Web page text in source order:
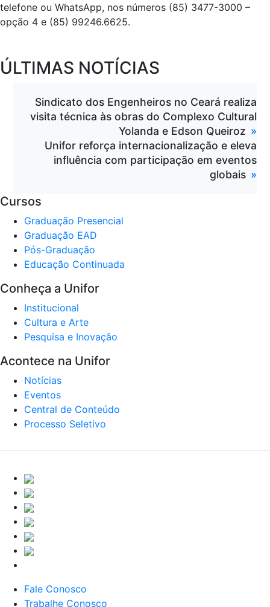
telefone ou WhatsApp, nos números (85) 3477-3000 –
opção 4 e (85) 99246.6625.
ÚLTIMAS NOTÍCIAS
Sindicato dos Engenheiros no Ceará realiza
visita técnica às obras do Complexo Cultural
Yolanda e Edson Queiroz
Unifor reforça internacionalização e eleva
influência com participação em eventos
globais
Cursos
Graduação Presencial
Graduação EAD
Pós-Graduação
Educação Continuada
Conheça a Unifor
Institucional
Cultura e Arte
Pesquisa e Inovação
Acontece na Unifor
Notícias
Eventos
Central de Conteúdo
Processo Seletivo
Fale Conosco
Trabalhe Conosco